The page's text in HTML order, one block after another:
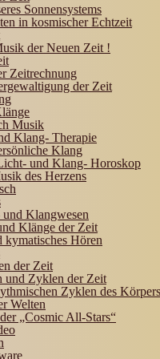
Sonnensystems
in kosmischer Echtzeit
der Neuen Zeit !
Zeitrechnung
der Zeit
Musik
Klang- Therapie
Klang
und Klang- Horoskop
des Herzens
Klangwesen
Klänge der Zeit
Hören
der Zeit
und Zyklen der Zeit
Zyklen des Körpers
Welten
„Cosmic All-Stars“